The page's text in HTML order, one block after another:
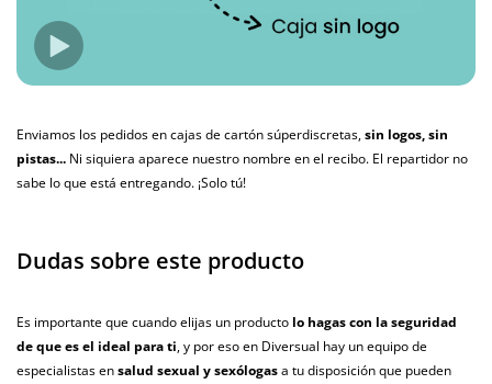
Enviamos los pedidos en cajas de cartón súperdiscretas,sin logos, sin
pistas... Ni siquiera aparece nuestro nombre en el recibo. El repartidor no
sabe lo que está entregando. ¡Solo tú!
Dudas sobre este producto
Es importante que cuando elijas un producto lo hagas con la seguridad
de que es el ideal para ti, y por eso en Diversual hay un equipo de
especialistas ensalud sexual y sexólogasa tu disposición que pueden